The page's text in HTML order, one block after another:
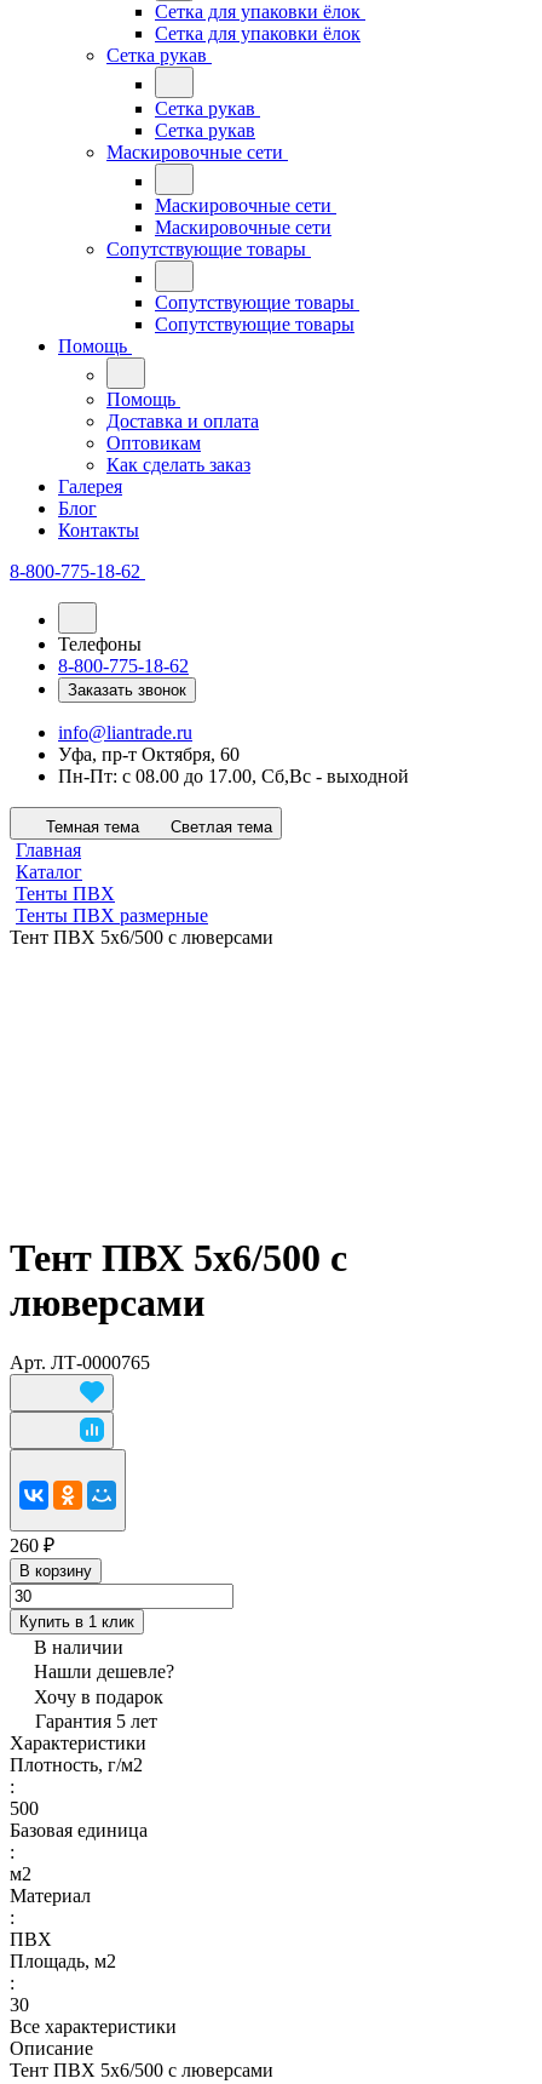
Сетка для упаковки ёлок
Сетка для упаковки ёлок
Сетка рукав
Сетка рукав
Сетка рукав
Маскировочные сети
Маскировочные сети
Маскировочные сети
Сопутствующие товары
Сопутствующие товары
Сопутствующие товары
Помощь
Помощь
Доставка и оплата
Оптовикам
Как сделать заказ
Галерея
Блог
Контакты
8-800-775-18-62
Телефоны
8-800-775-18-62
Заказать звонок
info@liantrade.ru
Уфа, пр-т Октября, 60
Пн-Пт: c 08.00 до 17.00, Cб,Вс - выходной
Темная тема Светлая тема
Главная
Каталог
Тенты ПВХ
Тенты ПВХ размерные
Тент ПВХ 5х6/500 с люверсами
Тент ПВХ 5х6/500 с
люверсами
Арт. ЛТ-0000765
260 ₽
В корзину
Купить в 1 клик
В наличии
Нашли дешевле?
Хочу в подарок
Гарантия 5 лет
Характеристики
Плотность, г/м2
:
500
Базовая единица
:
м2
Материал
:
ПВХ
Площадь, м2
:
30
Все характеристики
Описание
Тент ПВХ 5х6/500 с люверсами